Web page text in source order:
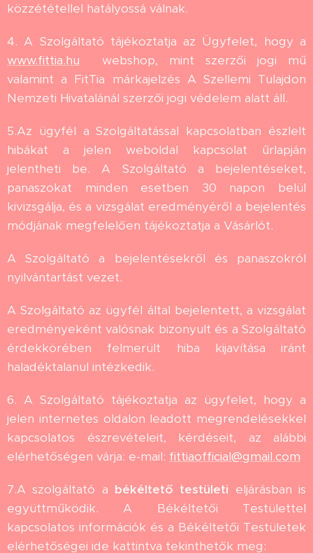
közzététellel hatályossá válnak.
4. A Szolgáltató tájékoztatja az Ügyfelet, hogy a
www.fittia.hu webshop, mint szerzői jogi mű
valamint a FitTia márkajelzés A Szellemi Tulajdon
Nemzeti Hivatalánál szerzői jogi védelem alatt áll.
5.Az ügyfél a Szolgáltatással kapcsolatban észlelt
hibákat a jelen weboldal kapcsolat űrlapján
jelentheti be. A Szolgáltató a bejelentéseket,
panaszokat minden esetben 30 napon belül
kivizsgálja, és a vizsgálat eredményéről a bejelentés
módjának megfelelően tájékoztatja a Vásárlót.
A Szolgáltató a bejelentésekről és panaszokról
nyilvántartást vezet.
A Szolgáltató az ügyfél által bejelentett, a vizsgálat
eredményeként valósnak bizonyult és a Szolgáltató
érdekkörében felmerült hiba kijavítása iránt
haladéktalanul intézkedik.
6. A Szolgáltató tájékoztatja az ügyfelet, hogy a
jelen internetes oldalon leadott megrendelésekkel
kapcsolatos észrevételeit, kérdéseit, az alábbi
elérhetőségen várja: e-mail: fittiaofficial@gmail.com
7.A szolgáltató a békéltető testületi eljárásban is
együttműködik. A Békéltetői Testülettel
kapcsolatos információk és a Békéltetői Testületek
elérhetőségei ide kattintva tekinthetők meg: